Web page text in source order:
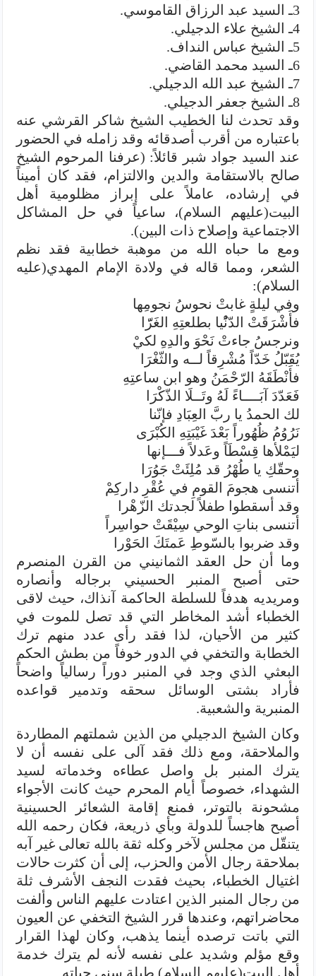
3ـ السيد عبد الرزاق القاموسي.
4ـ الشيخ علاء الدجيلي.
5ـ الشيخ عباس النداف.
6ـ السيد محمد القاضي.
7ـ الشيخ عبد الله الدجيلي.
8ـ الشيخ جعفر الدجيلي.
وقد تحدث لنا الخطيب الشيخ شاكر القرشي عنه
باعتباره من أقرب أصدقائه وقد زامله في الحضور
عند السيد جواد شبر قائلاً: (عرفنا المرحوم الشيخ
صالح بالاستقامة والدين والالتزام، فقد كان أميناً
في إرشاده، عاملاً على إبراز مظلومية أهل
البيت(عليهم السلام)، ساعياً في حل المشاكل
الاجتماعية وإصلاح ذات البين).
ومع ما حباه الله من موهبة خطابية فقد نظم
الشعر، ومما قاله في ولادة الإمام المهدي(عليه
السلام):
وفي ليلةٍ غابتْ نحوسُ نجومِها
فأَشْرَقَتْ الدّنُْيا بطلعتِهِ الغَرّّا
ونرجسُ جاءتْ نَحْوَ والدِهِ لكيْ
يُقَبّلُ خَدّاً مُشْرِقاً لــه والثّغْرَا
فأَنْطَقَهُ الرّحْمَنُ وهو ابن ساعتِهِ
فَعَدّدَ آبَــــاءً لَهُ وتَــلَا الذّكْرَا
لك الحمدُ يا ربَّ العِبَادِ فإنّنا
نَرُوُمُ ظُهُوراً بَعْدَ غَيْبَتِهِ الكُبْرَى
ليَمْلأها قِسْطَاً وعَدلاً فـــإنها
وحقّكِ يا طُهْرُ قد مُلِئَتْ جَوُرَا
أتنسى هجومَ القومِ في عُقْرِ داركِمْ
وقد أسقطوا طفلاً لجدتك الزّهْرا
أتنسى بناتِ الوحي سِيْقَتْ حواسِراً
وقد ضربوا بالسّوطِ عَمتَكَ الحَوْرا
وما أن حل العقد الثمانيني من القرن المنصرم
حتى أصبح المنبر الحسيني برجاله وأنصاره
ومريديه هدفاً للسلطة الحاكمة آنذاك، حيث لاقى
الخطباء أشد المخاطر التي قد تصل للموت في
كثير من الأحيان، لذا فقد رأى عدد منهم ترك
الخطابة والتخفي في الدور خوفاً من بطش الحكم
البعثي الذي وجد في المنبر دوراً رسالياً واضحاً
فأراد بشتى الوسائل سحقه وتدمير قواعده
المنبرية والشعبية.
وكان الشيخ الدجيلي من الذين شملتهم المطاردة
والملاحقة، ومع ذلك فقد آلى على نفسه أن لا
يترك المنبر بل واصل عطاءه وخدماته لسيد
الشهداء، خصوصاً أيام المحرم حيث كانت الأجواء
مشحونة بالتوتر، فمنع إقامة الشعائر الحسينية
أصبح هاجساً للدولة وبأي ذريعة، فكان رحمه الله
يتنقّل من مجلس لآخر وكله ثقة بالله تعالى غير آبه
بملاحقة رجال الأمن والحزب، إلى أن كثرت حالات
اغتيال الخطباء، بحيث فقدت النجف الأشرف ثلة
من رجال المنبر الذين اعتادت عليهم الناس وألفت
محاضراتهم، وعندها قرر الشيخ التخفي عن العيون
التي باتت ترصده أينما يذهب، وكان لهذا القرار
وقع مؤلم وشديد على نفسه لأنه لم يترك خدمة
أهل البيت(عليهم السلام) طيلة سني حياته.